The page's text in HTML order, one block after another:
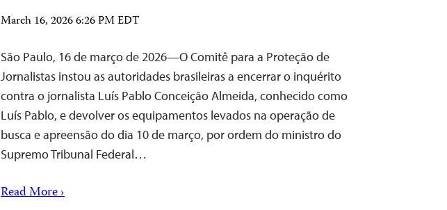
March 16, 2026 6:26 PM EDT
São Paulo, 16 de março de 2026—O Comitê para a Proteção de
Jornalistas instou as autoridades brasileiras a encerrar o inquérito
contra o jornalista Luís Pablo Conceição Almeida, conhecido como
Luís Pablo, e devolver os equipamentos levados na operação de
busca e apreensão do dia 10 de março, por ordem do ministro do
Supremo Tribunal Federal…
Read More ›